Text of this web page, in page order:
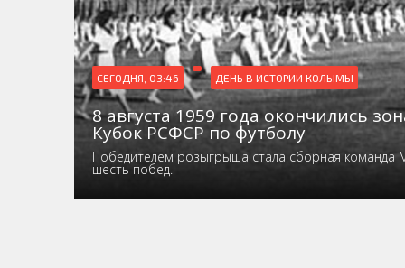
СЕГОДНЯ, 03:46 ДЕНЬ В ИСТОРИИ КОЛЫМЫ
8 августа 1959 года окончились
Кубок РСФСР по футболу
Победителем розыгрыша стала сборная команда
шесть побед.